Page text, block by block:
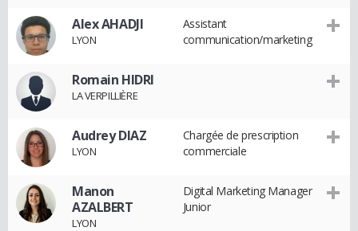
Alex AHADJI
LYON
Assistant
communication/marketing
Romain HIDRI
LA VERPILLIÈRE
Audrey DIAZ
LYON
Chargée de prescription
commerciale
Manon
AZALBERT
LYON
Digital Marketing Manager
Junior